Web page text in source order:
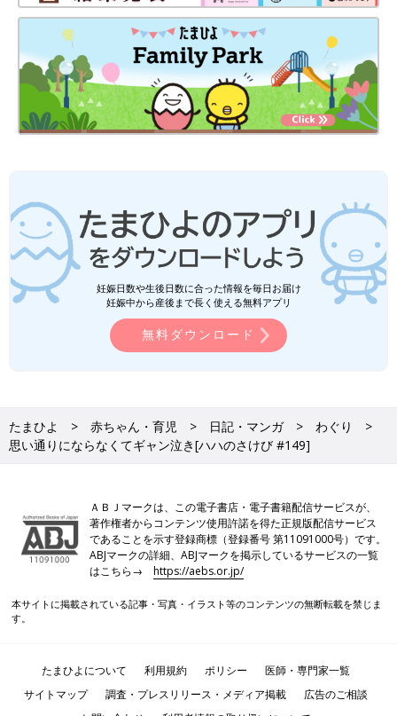
妊娠日数や生後日数に合った情報を毎日お届け
妊娠中から産後まで長く使える無料アプリ
無料ダウンロード
たまひよ 赤ちゃん・育児 日記・マンガ
わぐり
思い通りにならなくてギャン泣き[ハハのさけび #149]
ＡＢＪマークは、この電子書店・電子書籍配信サービスが、
著作権者からコンテンツ使用許諾を得た正規版配信サービス
であることを示す登録商標（登録番号 第11091000号）です。
ABJマークの詳細、ABJマークを掲示しているサービスの一覧
はこちら→https://aebs.or.jp/
本サイトに掲載されている記事・写真・イラスト等のコンテンツの無断転載を禁じま
す。
たまひよについて 利用規約 ポリシー
医師・専門家一覧
サイトマップ
調査・プレスリリース・メディア掲載
広告のご相談